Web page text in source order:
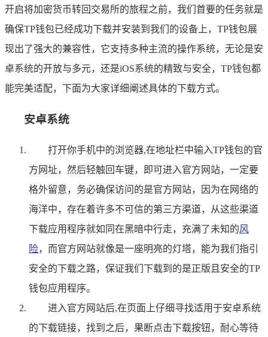
开启将加密货币转回交易所的旅程之前，我们首要的任务就是
确保TP钱包已经成功下载并安装到我们的设备上，TP钱包展
现出了强大的兼容性，它支持多种主流的操作系统，无论是安
卓系统的开放与多元，还是iOS系统的精致与安全，TP钱包都
能完美适配，下面为大家详细阐述具体的下载方式。
安卓系统
打开你手机中的浏览器,在地址栏中输入TP钱包的官
方网址，然后轻触回车键，即可进入官方网站，一定要
格外留意，务必确保访问的是官方网站，因为在网络的
海洋中，存在着许多不可信的第三方渠道，从这些渠道
下载应用程序就如同在黑暗中行走，充满了未知的风
险，而官方网站就像是一座明亮的灯塔，能为我们指引
安全的下载之路，保证我们下载到的是正版且安全的TP
钱包应用程序。
进入官方网站后,在页面上仔细寻找适用于安卓系统
的下载链接，找到之后，果断点击下载按钮，耐心等待